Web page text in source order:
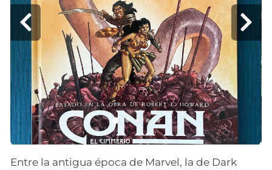
Entre la antigua época de Marvel, la de Dark